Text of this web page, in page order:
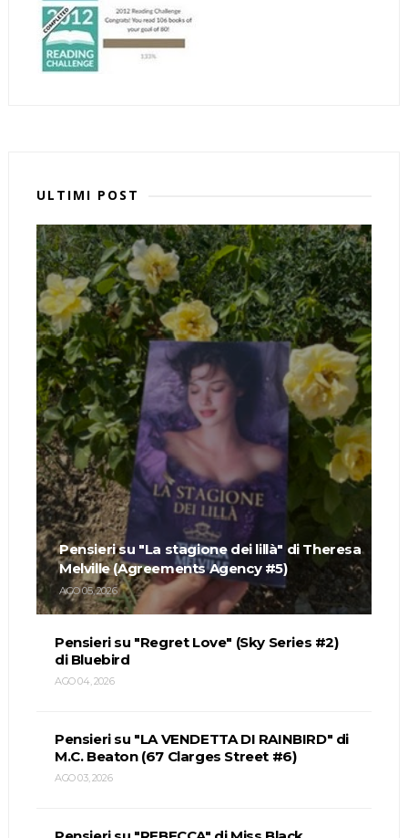
ULTIMI POST
Pensieri su "La stagione dei lillà" di Theresa
Melville (Agreements Agency #5)
AGO 05, 2026
Pensieri su "Regret Love" (Sky Series #2)
di Bluebird
AGO 04, 2026
Pensieri su "LA VENDETTA DI RAINBIRD" di
M.C. Beaton (67 Clarges Street #6)
AGO 03, 2026